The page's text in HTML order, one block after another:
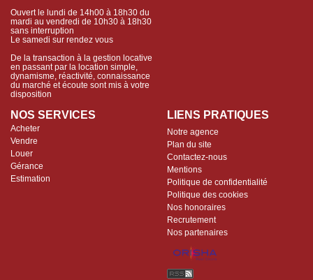
Ouvert le lundi de 14h00 à 18h30 du
mardi au vendredi de 10h30 à 18h30
sans interruption
Le samedi sur rendez vous
De la transaction à la gestion locative
en passant par la location simple,
dynamisme, réactivité, connaissance
du marché et écoute sont mis à votre
disposition
NOS SERVICES
Acheter
Vendre
Louer
Gérance
Estimation
LIENS PRATIQUES
Notre agence
Plan du site
Contactez-nous
Mentions
Politique de confidentialité
Politique des cookies
Nos honoraires
Recrutement
Nos partenaires